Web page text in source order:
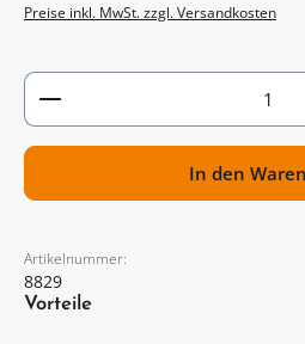
Preise inkl. MwSt. zzgl. Versandkosten
Artikel Anzahl: Gib den
In den
Artikelnummer:
8829
Vorteile